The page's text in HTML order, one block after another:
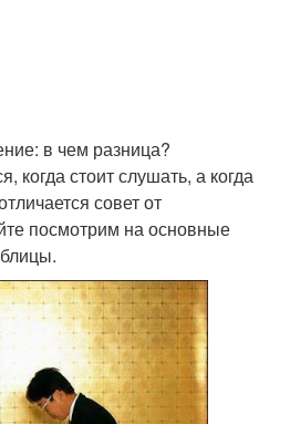
в чем разница?
когда стоит слушать, а когда
совет от
посмотрим на основные